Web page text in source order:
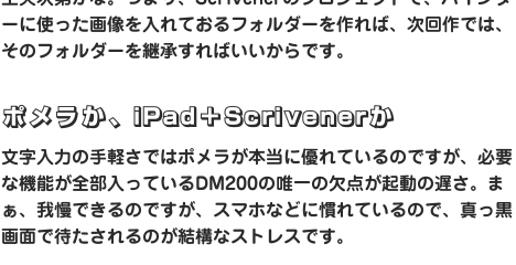
ーに使った画像を入れておるフォルダーを作れば、次回作では、
そのフォルダーを継承すればいいからです。
ポメラか、iPad＋Scrivenerか
文字入力の手軽さではポメラが本当に優れているのですが、必要
な機能が全部入っているDM200の唯一の欠点が起動の遅さ。ま
ぁ、我慢できるのですが、スマホなどに慣れているので、真っ黒
画面で待たされるのが結構なストレスです。